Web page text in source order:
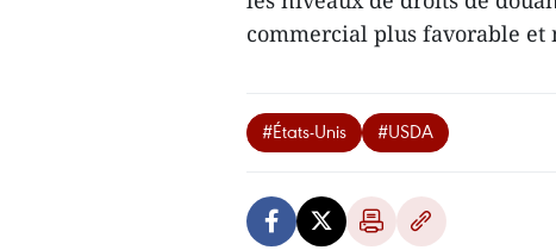
commercial plus favorable
#États-Unis #USDA